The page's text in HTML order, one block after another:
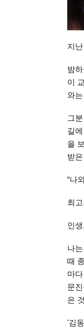
지
밤
이
와
그
길
을
받
“나
최
인
나
때
마
문
은
'김